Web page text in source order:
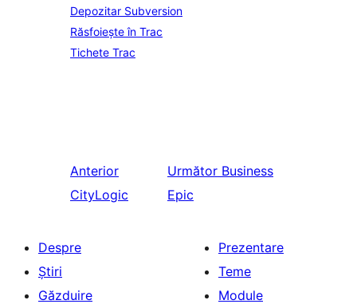
Depozitar Subversion
Răsfoiește în Trac
Tichete Trac
Anterior
CityLogic
Următor Business
Epic
Despre
Știri
Găzduire
Prezentare
Teme
Module